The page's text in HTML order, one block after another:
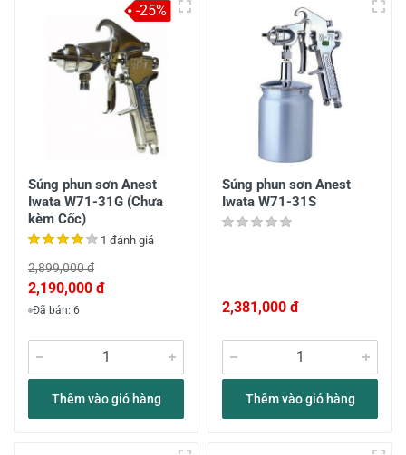
Súng phun sơn Anest
Iwata W71-31G (Chưa
kèm Cốc)
1 đánh giá
2,899,000 đ
2,190,000 đ
Đã bán: 6
Thêm vào giỏ hàng
-25%
Súng phun sơn Anest
Iwata W71-31S
2,381,000 đ
Thêm vào giỏ hàng